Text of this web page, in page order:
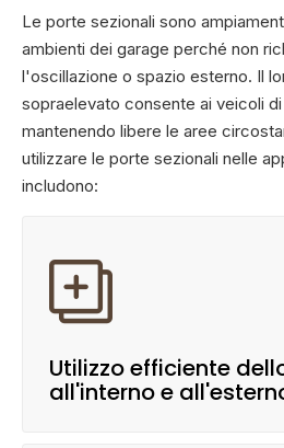
Le porte sezionali sono
ambienti dei garage perché non
l'oscillazione o spazio esterno. Il
sopraelevato consente ai veicoli
mantenendo libere le aree
utilizzare le porte sezionali nelle
includono:

Utilizzo efficiente
all'interno e